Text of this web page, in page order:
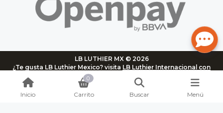
LB LUTHIER MX © 2026
¿Te gusta LB Luthier Mexico? visita LB Luthier Internacional con
más de 3.000 productos disponibles
Inicio
0
Carrito Buscar Menú